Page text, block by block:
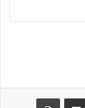
اشتراک گذاری از طریق ایمیل چاپ